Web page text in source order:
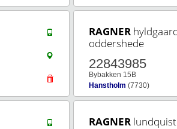
RAGNER
oddershede
22843985
Bybakken 15B
Hanstholm (7730)
RAGNER lundquist